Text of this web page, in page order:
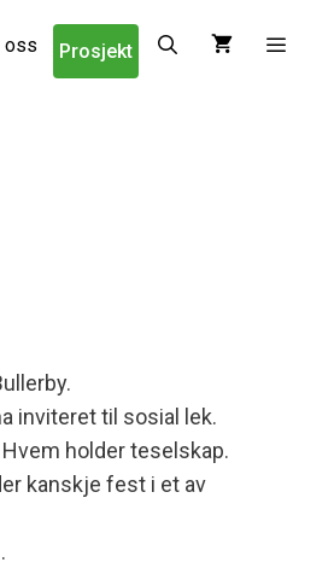
oss Prosjekt
inviteret til sosial lek.
holder teselskap.
kanskje fest i et av